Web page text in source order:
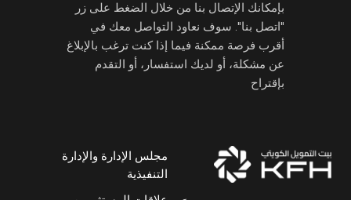
بإمكانك الإتصال بنا من خلال الضغط على زر
"اتصل بنا". سوف نعاود التواصل معك في
أقرب فرصة ممكنة فيما إذا كنت ترغب بالإبلاغ
عن مشكلة، أو لديك استفسار، أو التقدم
بإقتراح
مجلس الإدارة والإدارة
التنفيذية